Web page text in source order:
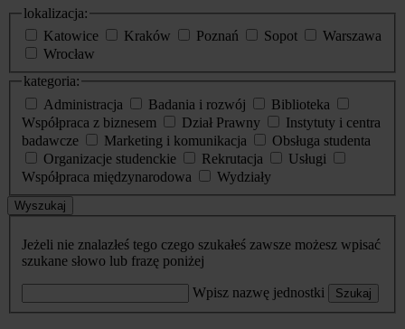
lokalizacja:
Katowice
Kraków Poznań Sopot
Warszawa
Wrocław
kategoria:
Administracja
Badania i rozwój
Biblioteka
Współpraca z biznesem
Dział Prawny
Instytuty i centra
badawcze
Marketing i komunikacja
Obsługa studenta
Organizacje studenckie
Rekrutacja
Usługi
Współpraca międzynarodowa
Wydziały
Wyszukaj
Jeżeli nie znalazłeś tego czego szukałeś zawsze możesz wpisać
szukane słowo lub frazę poniżej
Wpisz nazwę jednostki Szukaj